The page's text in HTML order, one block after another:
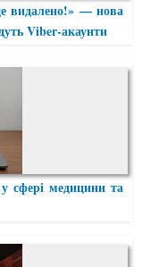
видалено!» — нова
Viber-акаунти
сфері медицини та